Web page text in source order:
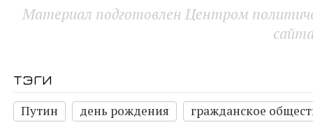
Материал подготовлен Центром
тэги
Путин день рождения
гражданское